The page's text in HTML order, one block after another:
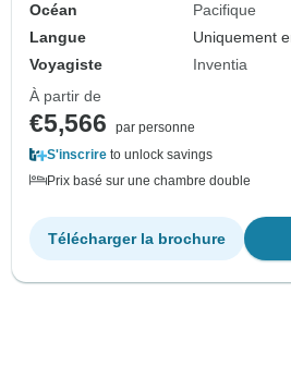
Océan
Pacifique
Langue
Uniquement
Voyagiste
Inventia
À partir de
€5,566
par personne
S'inscrire to unlock savings
Prix basé sur une chambre double
Télécharger la brochure